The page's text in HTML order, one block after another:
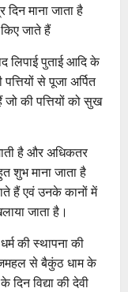
माना जाता है
जाते हैं
पुताई आदि के
से पूजा अर्पित
की पत्तियों को सुख
है और अधिकतर
शुभ माना जाता है
हैं एवं उनके कानों में
जाता है।
की स्थापना की
से बैकुंठ धाम के
विद्या की देवी